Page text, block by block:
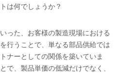
は何でしょうか？
った、お客様の製造現場における
行うことで、単なる部品供給では
ナーとしての関係を築いていま
で、製品単価の低減だけでなく、